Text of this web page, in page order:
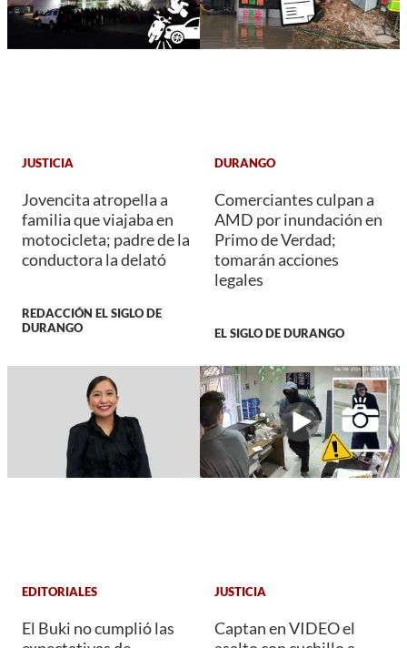
JUSTICIA
Jovencita atropella a
familia que viajaba en
motocicleta; padre de la
conductora la delató
REDACCIÓN EL SIGLO DE
DURANGO
DURANGO
Comerciantes culpan a
AMD por inundación en
Primo de Verdad;
tomarán acciones
legales
EL SIGLO DE DURANGO
EDITORIALES
El Buki no cumplió las
JUSTICIA
Captan en VIDEO el